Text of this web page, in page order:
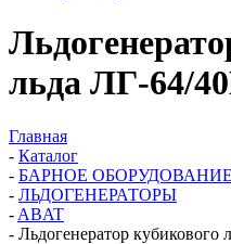
льда ЛГ-64/
Главная
- Каталог
- БАРНОЕ ОБОРУДОВАНИЕ
- ЛЬДОГЕНЕРАТОРЫ
- ABAT
- Льдогенератор кубикового